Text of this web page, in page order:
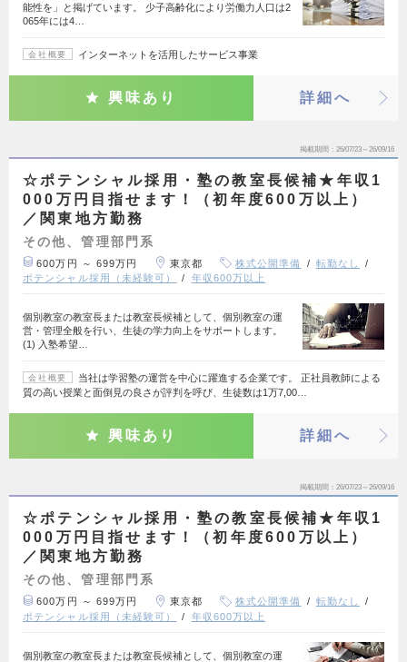
能性を」と掲げています。 少子高齢化により労働力人口は2
065年には4…
会社概要 インターネットを活用したサービス事業
興味あり 詳細へ
掲載期間 26/07/23～26/09/16
☆ポテンシャル採用・塾の教室長候補★年収1
000万円目指せます！（初年度600万以上）
／関東地方勤務
その他、管理部門系
600万円 ～ 699万円 東京都 株式公開準備
転勤なし
ポテンシャル採用（未経験可）
年収600万以上
個別教室の教室長または教室長候補として、個別教室の運
営・管理全般を行い、生徒の学力向上をサポートします。
(1) 入塾希望…
会社概要
当社は学習塾の運営を中心に躍進する企業です。 正社員教師による
質の高い授業と面倒見の良さが評判を呼び、生徒数は1万7,00…
興味あり 詳細へ
掲載期間 26/07/23～26/09/16
☆ポテンシャル採用・塾の教室長候補★年収1
000万円目指せます！（初年度600万以上）
／関東地方勤務
その他、管理部門系
600万円 ～ 699万円 東京都 株式公開準備
転勤なし
ポテンシャル採用（未経験可）
年収600万以上
個別教室の教室長または教室長候補として、個別教室の運